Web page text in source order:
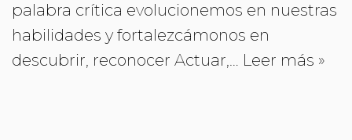
palabra crítica evolucionemos en nuestras
habilidades y fortalezcámonos en
descubrir, reconocer Actuar,… Leer más »